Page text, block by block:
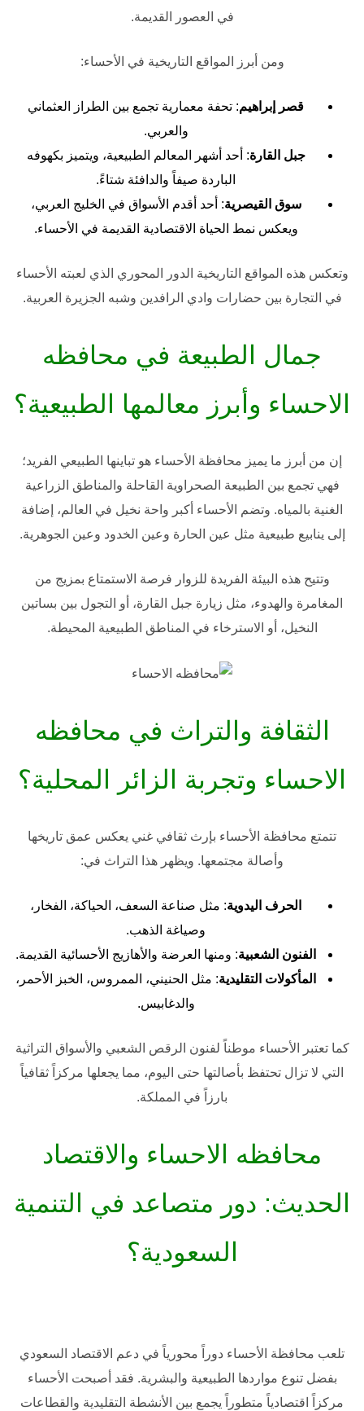
في العصور القديمة.
ومن أبرز المواقع التاريخية في الأحساء:
قصر إبراهيم: تحفة معمارية تجمع بين الطراز العثماني
والعربي.
جبل القارة: أحد أشهر المعالم الطبيعية، ويتميز بكهوفه
الباردة صيفاً والدافئة شتاءً.
سوق القيصرية: أحد أقدم الأسواق في الخليج العربي،
ويعكس نمط الحياة الاقتصادية القديمة في الأحساء.
وتعكس هذه المواقع التاريخية الدور المحوري الذي لعبته الأحساء
في التجارة بين حضارات وادي الرافدين وشبه الجزيرة العربية.
جمال الطبيعة في محافظه
الاحساء وأبرز معالمها الطبيعية؟
إن من أبرز ما يميز محافظة الأحساء هو تباينها الطبيعي الفريد؛
فهي تجمع بين الطبيعة الصحراوية القاحلة والمناطق الزراعية
الغنية بالمياه. وتضم الأحساء أكبر واحة نخيل في العالم، إضافة
إلى ينابيع طبيعية مثل عين الحارة وعين الخدود وعين الجوهرية.
وتتيح هذه البيئة الفريدة للزوار فرصة الاستمتاع بمزيج من
المغامرة والهدوء، مثل زيارة جبل القارة، أو التجول بين بساتين
النخيل، أو الاسترخاء في المناطق الطبيعية المحيطة.
الثقافة والتراث في محافظه
الاحساء وتجربة الزائر المحلية؟
تتمتع محافظة الأحساء بإرث ثقافي غني يعكس عمق تاريخها
وأصالة مجتمعها. ويظهر هذا التراث في:
الحرف اليدوية: مثل صناعة السعف، الحياكة، الفخار،
وصياغة الذهب.
الفنون الشعبية: ومنها العرضة والأهازيج الأحسائية القديمة.
المأكولات التقليدية: مثل الحنيني، الممروس، الخبز الأحمر،
والدغابيس.
كما تعتبر الأحساء موطناً لفنون الرقص الشعبي والأسواق التراثية
التي لا تزال تحتفظ بأصالتها حتى اليوم، مما يجعلها مركزاً ثقافياً
بارزاً في المملكة.
محافظه الاحساء والاقتصاد
الحديث: دور متصاعد في التنمية
السعودية؟
تلعب محافظة الأحساء دوراً محورياً في دعم الاقتصاد السعودي
بفضل تنوع مواردها الطبيعية والبشرية. فقد أصبحت الأحساء
مركزاً اقتصادياً متطوراً يجمع بين الأنشطة التقليدية والقطاعات